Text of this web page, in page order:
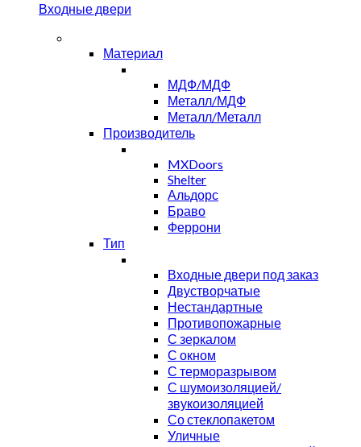
Входные двери
Материал
МДФ/МДФ
Металл/МДФ
Металл/Металл
Производитель
MXDoors
Shelter
Альдорс
Браво
Феррони
Тип
Входные двери под заказ
Двустворчатые
Нестандартные
Противопожарные
С зеркалом
С окном
С терморазрывом
С шумоизоляцией/
звукоизоляцией
Со стеклопакетом
Уличные